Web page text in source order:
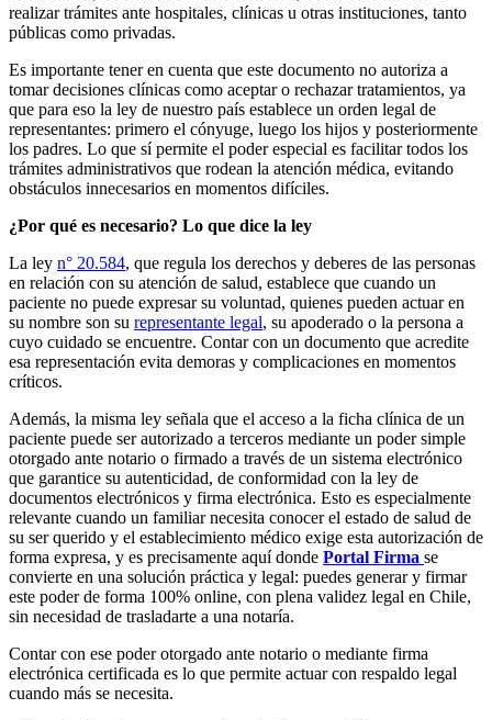
realizar trámites ante hospitales, clínicas u otras instituciones, tanto
públicas como privadas.
Es importante tener en cuenta que este documento no autoriza a
tomar decisiones clínicas como aceptar o rechazar tratamientos, ya
que para eso la ley de nuestro país establece un orden legal de
representantes: primero el cónyuge, luego los hijos y posteriormente
los padres. Lo que sí permite el poder especial es facilitar todos los
trámites administrativos que rodean la atención médica, evitando
obstáculos innecesarios en momentos difíciles.
¿Por qué es necesario? Lo que dice la ley
La ley n° 20.584, que regula los derechos y deberes de las personas
en relación con su atención de salud, establece que cuando un
paciente no puede expresar su voluntad, quienes pueden actuar en
su nombre son su representante legal, su apoderado o la persona a
cuyo cuidado se encuentre. Contar con un documento que acredite
esa representación evita demoras y complicaciones en momentos
críticos.
Además, la misma ley señala que el acceso a la ficha clínica de un
paciente puede ser autorizado a terceros mediante un poder simple
otorgado ante notario o firmado a través de un sistema electrónico
que garantice su autenticidad, de conformidad con la ley de
documentos electrónicos y firma electrónica. Esto es especialmente
relevante cuando un familiar necesita conocer el estado de salud de
su ser querido y el establecimiento médico exige esta autorización de
forma expresa, y es precisamente aquí donde Portal Firma se
convierte en una solución práctica y legal: puedes generar y firmar
este poder de forma 100% online, con plena validez legal en Chile,
sin necesidad de trasladarte a una notaría.
Contar con ese poder otorgado ante notario o mediante firma
electrónica certificada es lo que permite actuar con respaldo legal
cuando más se necesita.